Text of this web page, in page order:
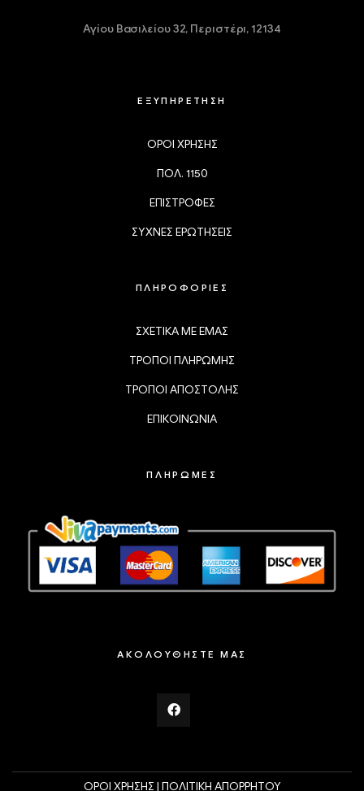
Αγίου Βασιλείου 32, Περιστέρι, 12134
ΕΞΥΠΗΡΕΤΗΣΗ
ΟΡΟΙ ΧΡΗΣΗΣ
ΠΟΛ. 1150
ΕΠΙΣΤΡΟΦΕΣ
ΣΥΧΝΕΣ ΕΡΩΤΗΣΕΙΣ
ΠΛΗΡΟΦΟΡΙΕΣ
ΣΧΕΤΙΚΑ ΜΕ ΕΜΑΣ
ΤΡΟΠΟΙ ΠΛΗΡΩΜΗΣ
ΤΡΟΠΟΙ ΑΠΟΣΤΟΛΗΣ
ΕΠΙΚΟΙΝΩΝΙΑ
ΠΛΗΡΩΜΕΣ
ΑΚΟΛΟΥΘΗΣΤΕ ΜΑΣ
ΟΡΟΙ ΧΡΗΣΗΣ | ΠΟΛΙΤΙΚΗ ΑΠΟΡΡΗΤΟΥ